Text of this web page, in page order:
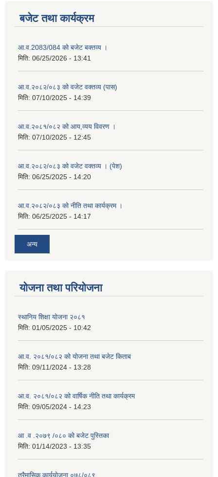
बजेट तथा कार्यक्रम
आ.व.2083/084 को बजेट बक्तव्य ।
मिति: 06/25/2026 - 13:41
आ.व.२०८२/०८३ को वजेट वक्तव्य (पास)
मिति: 07/10/2025 - 14:39
आ.व.२०८१/०८२ को आय,व्यय विवरण ।
मिति: 07/10/2025 - 12:45
आ.व.२०८२/०८३ को वजेट वक्तव्य । (पेश)
मिति: 06/25/2025 - 14:20
आ.व.२०८२/०८३ को नीति तथा कार्यक्रम ।
मिति: 06/25/2025 - 14:17
अन्य
योजना तथा परियोजना
स्थानिय शिक्षा योजना २०८१
मिति: 01/05/2025 - 10:42
आ.व. २०८१/०८२ को योजना तथा बजेट किताब
मिति: 09/11/2024 - 13:28
आ.व. २०८१/०८२ को वार्षिक नीति तथा कार्यक्रम
मिति: 09/05/2024 - 14:23
आ .व .२०७९ /०८० को बजेट पुस्तिका
मिति: 01/14/2023 - 13:35
त्रैमासिक कार्ययोजना ०७८/०८९